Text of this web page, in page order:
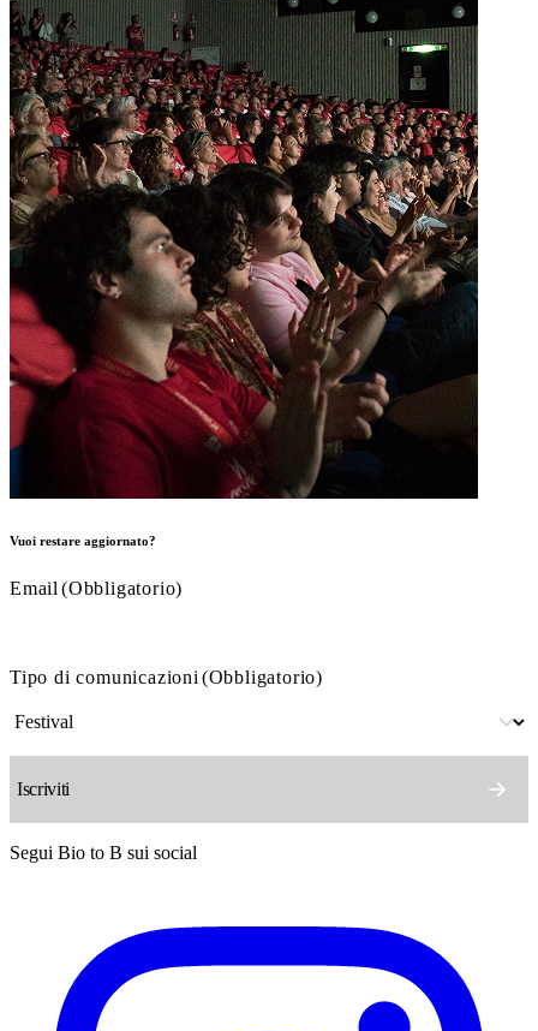
Vuoi restare aggiornato?
Email (Obbligatorio)
Tipo di comunicazioni (Obbligatorio)
Segui Bio to B sui social